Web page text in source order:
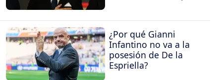
¿Por qué Gianni
Infantino no va a la
posesión de De la
Espriella?